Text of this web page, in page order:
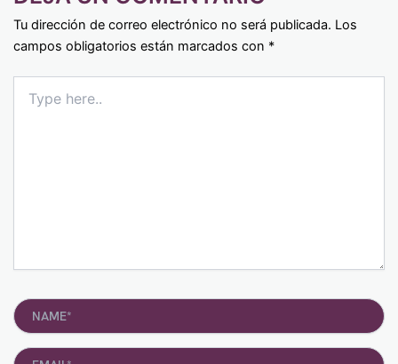
Tu dirección de correo electrónico no será publicada. Los
campos obligatorios están marcados con *
here..
Name*
Email*